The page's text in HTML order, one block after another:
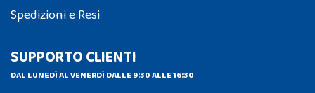
Spedizioni e Resi
SUPPORTO CLIENTI
DAL LUNEDÌ AL VENERDÌ DALLE 9:30 ALLE 16:30